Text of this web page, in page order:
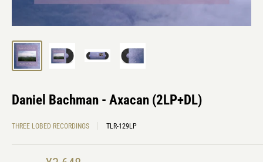
Daniel Bachman - Axacan (2LP+DL)
THREE LOBED RECORDINGS TLR-129LP